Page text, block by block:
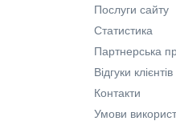
Послуги сайту
Статистика
Партнерська
Відгуки клієнтів
Контакти
Умови